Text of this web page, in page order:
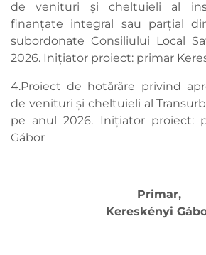
de venituri şi cheltuieli al
finanţate integral sau parţial
subordonate Consiliului Local
2026. Inițiator proiect: primar
4.Proiect de hotărâre privind
de venituri şi cheltuieli al
pe anul 2026. Inițiator proiect:
Gábor
Primar,
Kereskényi